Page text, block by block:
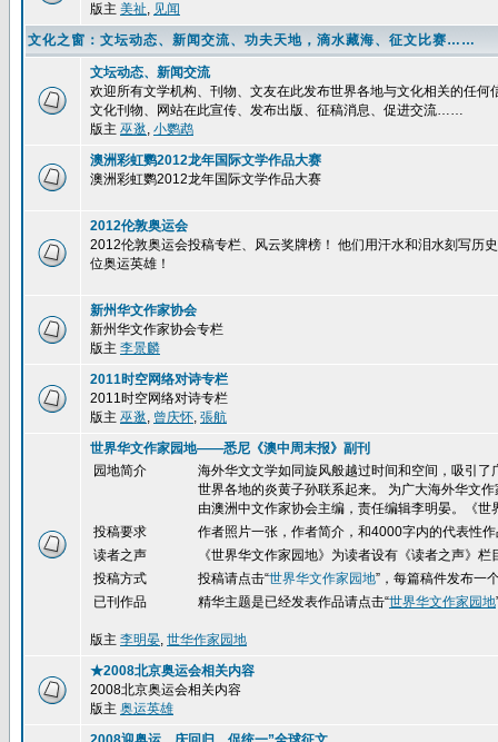
版主 美祉, 见闻
文化之窗：文坛动态、新闻交流、功夫天地，滴水藏海、征文比赛……
文坛动态、新闻交流
欢迎所有文学机构、刊物、文友在此发布世界各地与文化相关的任
文化刊物、网站在此宣传、发布出版、征稿消息、促进交流……
版主 巫逖, 小鹦鹉
澳洲彩虹鹦2012龙年国际文学作品大赛
澳洲彩虹鹦2012龙年国际文学作品大赛
2012伦敦奥运会
2012伦敦奥运会投稿专栏、风云奖牌榜！ 他们用汗水和泪水刻写历
位奥运英雄！
新州华文作家协会
新州华文作家协会专栏
版主 李景麟
2011时空网络对诗专栏
2011时空网络对诗专栏
版主 巫逖, 曾庆怀, 張航
世界华文作家园地——悉尼《澳中周末报》副刊
园地简介
海外华文文学如同旋风般越过时间和空间，吸引
世界各地的炎黄子孙联系起来。 为广大海外华文
由澳洲中文作家协会主编，责任编辑李明晏。《
投稿要求
作者照片一张，作者简介，和4000字内的代表性
读者之声
《世界华文作家园地》为读者设有《读者之声》
投稿方式
投稿请点击“世界华文作家园地”，每篇稿件发布一
已刊作品
精华主题是已经发表作品请点击“世界华文作家园地
版主 李明晏, 世华作家园地
★2008北京奥运会相关内容
2008北京奥运会相关内容
版主 奥运英雄